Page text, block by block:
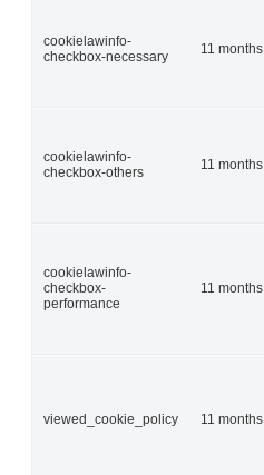
cookielawinfo-
checkbox-necessary
11 months
cookielawinfo-
checkbox-others
11 months
cookielawinfo-
checkbox-
performance
11 months
viewed_cookie_policy 11 months